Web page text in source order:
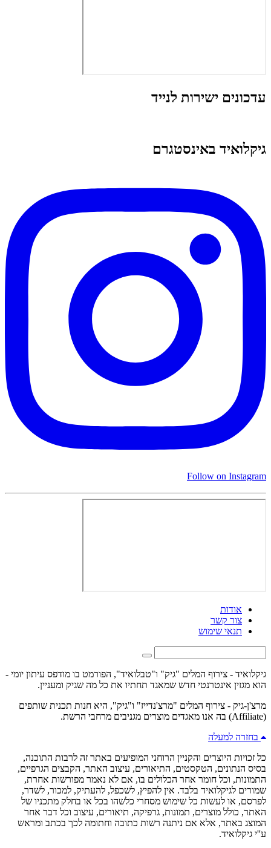
עדכונים ישירות לנייד
גיקלואיד באינסטגרם
Follow on Instagram
אודות
צור קשר
תנאי שימוש
גיקלואיד - צירוף המלים "גיק" ו"טבלואיד", הפורמט בו מודפס עיתון יומי -
הוא מגזין אינטרנטי חדש שמאגד תחתיו את כל מה שגיק ומעניין.
מרצ'ן-גיק - צירוף המלים "מרצ'נדייז" ו"גיק", היא חנות תכנית שותפים
(Affiliate) בה אנו מאגדים מוצרים מגניבים מרחבי הרשת.
בחזרה למעלה
כל זכויות היוצרים והקניין הרוחני המופיעים באתר זה לרבות התוכנה,
בסיס הנתונים, הטקסטים, התיאורים, עיצוב האתר, הקבצים הגרפיים,
התמונות, וכל חומר אחר הכלולים בו, אם לא נאמר מפורשות אחרת,
שמורים לגיקלואיד בלבד. אין להפיץ, לשכפל, להעתיק, למכור, לשדר,
לפרסם, או לעשות כל שימוש מסחרי כלשהו בכל או בחלק מתכניו של
האתר, כולל מוצרים, תמונות, גרפיקה, תיאורים, עיצוב וכל דבר אחר
המוצג באתר, אלא אם ניתנה רשות כתובה וחתומה לכך בכתב ומראש
ע''י גיקלואיד.